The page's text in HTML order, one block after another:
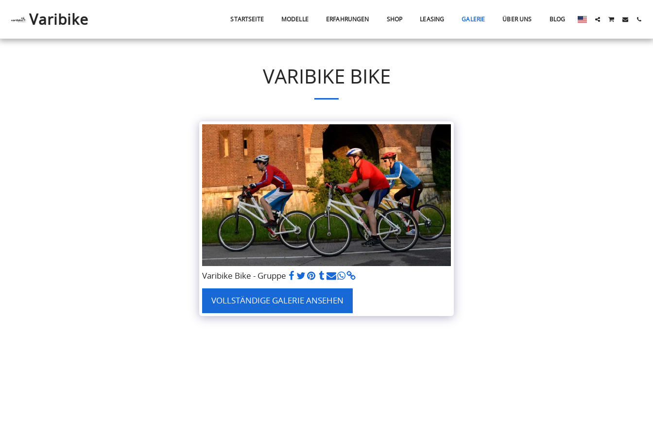
Varibike STARTSEITE MODELLE ERFAHRUNGEN SHOP LEASING GALERIE ÜBER UNS BLOG
VARIBIKE BIKE
Varibike Bike - Gruppe
VOLLSTÄNDIGE GALERIE ANSEHEN